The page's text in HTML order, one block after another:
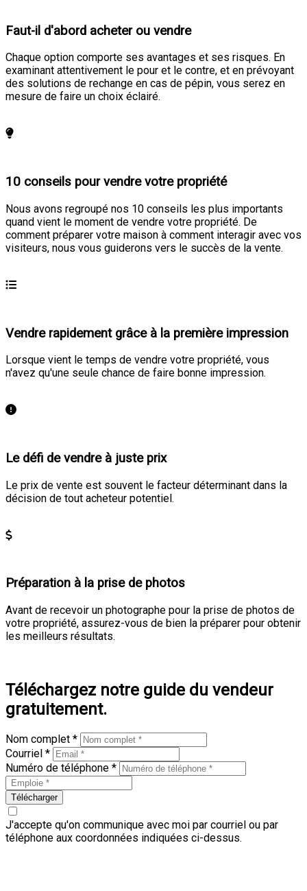
Faut-il d'abord acheter ou vendre
Chaque option comporte ses avantages et ses risques. En
examinant attentivement le pour et le contre, et en prévoyant
des solutions de rechange en cas de pépin, vous serez en
mesure de faire un choix éclairé.
10 conseils pour vendre votre propriété
Nous avons regroupé nos 10 conseils les plus importants
quand vient le moment de vendre votre propriété. De
comment préparer votre maison à comment interagir avec vos
visiteurs, nous vous guiderons vers le succès de la vente.
Vendre rapidement grâce à la première impression
Lorsque vient le temps de vendre votre propriété, vous
n'avez qu'une seule chance de faire bonne impression.
Le défi de vendre à juste prix
Le prix de vente est souvent le facteur déterminant dans la
décision de tout acheteur potentiel.
Préparation à la prise de photos
Avant de recevoir un photographe pour la prise de photos de
votre propriété, assurez-vous de bien la préparer pour obtenir
les meilleurs résultats.
Téléchargez notre guide du vendeur
gratuitement.
Nom complet *
Courriel *
Numéro de téléphone *
Télécharger
J'accepte qu'on communique avec moi par courriel ou par
téléphone aux coordonnées indiquées ci-dessus.